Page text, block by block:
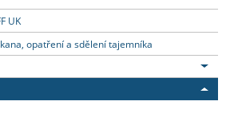
UK
opatření a sdělení tajemníka